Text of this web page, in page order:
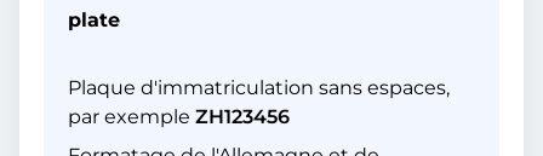
plate
Plaque d'immatriculation sans espaces,
par exemple ZH123456